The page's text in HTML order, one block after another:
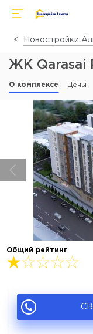
Новостройки
ЖК Qarasai
О комплексе Цены
Общий рейтинг